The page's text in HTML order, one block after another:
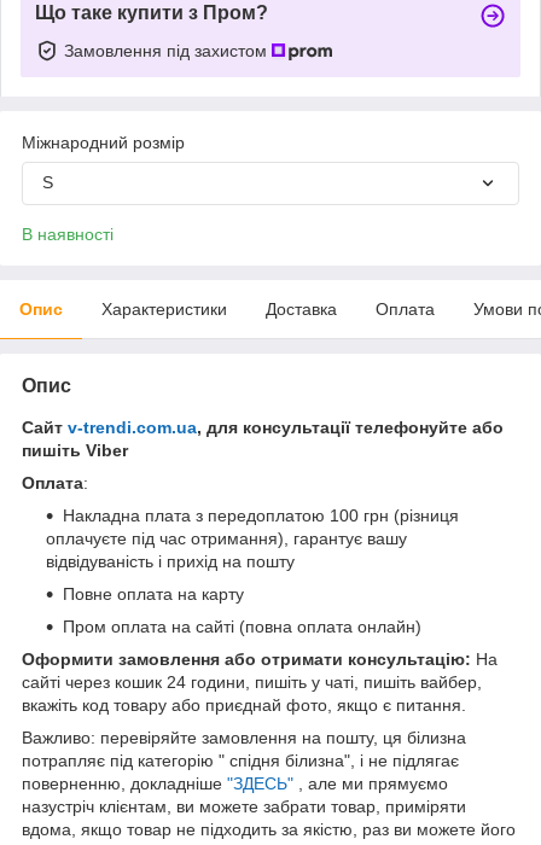
Що таке купити з Пром?
Замовлення під захистом
Міжнародний розмір
S
В наявності
Опис Характеристики Доставка Оплата Умови
Опис
Сайт v-trendi.com.ua, для консультації телефонуйте або
пишіть Viber
Оплата:
Накладна плата з передоплатою 100 грн (різниця
оплачуєте під час отримання), гарантує вашу
відвідуваність і прихід на пошту
Повне оплата на карту
Пром оплата на сайті (повна оплата онлайн)
Оформити замовлення або отримати консультацію: На
сайті через кошик 24 години, пишіть у чаті, пишіть вайбер,
вкажіть код товару або приєднай фото, якщо є питання.
Важливо: перевіряйте замовлення на пошту, ця білизна
потрапляє під категорію " спідня білизна", і не підлягає
поверненню, докладніше "ЗДЕСЬ" , але ми прямуємо
назустріч клієнтам, ви можете забрати товар, приміряти
вдома, якщо товар не підходить за якістю, раз ви можете його